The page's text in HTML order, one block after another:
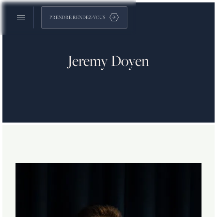
PRENDRE RENDEZ-VOUS
Jeremy Doyen